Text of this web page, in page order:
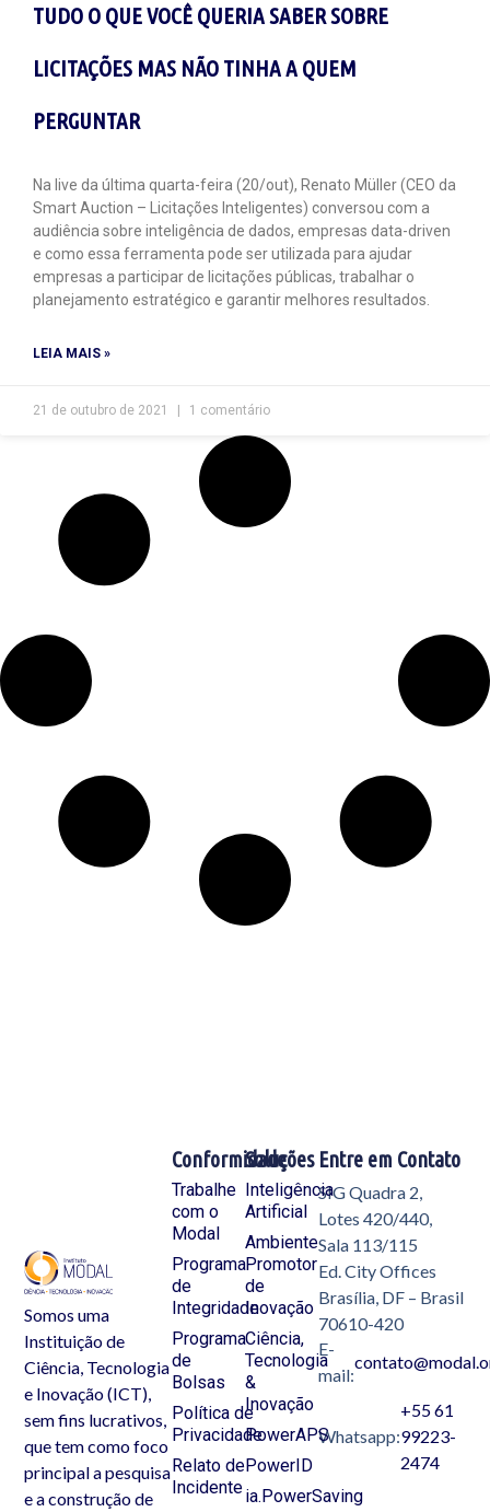
TUDO O QUE VOCÊ QUERIA SABER SOBRE
LICITAÇÕES MAS NÃO TINHA A QUEM
PERGUNTAR
Na live da última quarta-feira (20/out), Renato Müller (CEO da
Smart Auction – Licitações Inteligentes) conversou com a
audiência sobre inteligência de dados, empresas data-driven
e como essa ferramenta pode ser utilizada para ajudar
empresas a participar de licitações públicas, trabalhar o
planejamento estratégico e garantir melhores resultados.
LEIA MAIS »
21 de outubro de 2021 1 comentário
Somos uma
Instituição de
Ciência, Tecnologia
e Inovação (ICT),
sem fins lucrativos,
que tem como foco
principal a pesquisa
e a construção de
Soluções
Inteligência
Artificial
Ambiente
Promotor
de
Inovação
Ciência,
Tecnologia
&
Inovação
PowerAPS
PowerID
ia.PowerSaving
Conformidade
Trabalhe
com o
Modal
Programa
de
Integridade
Programa
de
Bolsas
Política de
Privacidade
Relato de
Incidente
Entre em Contato
SIG Quadra 2,
Lotes 420/440,
Sala 113/115
Ed. City Offices
Brasília, DF – Brasil
70610-420
E-
mail:
Whatsapp:
+55 61
99223-
2474